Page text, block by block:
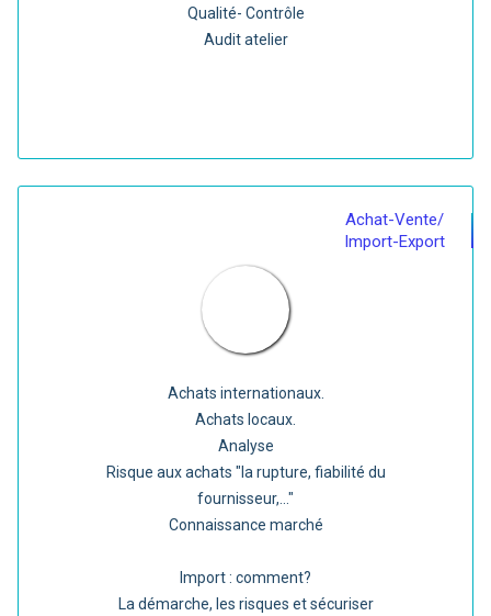
Qualité- Contrôle
Audit atelier
Achat-Vente/
Import-Export
Achats internationaux.
Achats locaux.
Analyse
Risque aux achats "la rupture, fiabilité du
fournisseur,..."
Connaissance marché
Import : comment?
La démarche, les risques et sécuriser